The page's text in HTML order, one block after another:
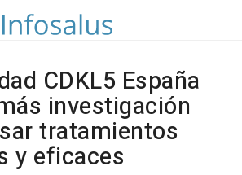
CDKL5 España
investigación
tratamientos
y eficaces